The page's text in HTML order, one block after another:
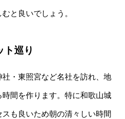
と良いでしょう。
ト巡り
・東照宮など名社を訪れ、地
間を作ります。特に和歌山城
も良いため朝の清々しい時間